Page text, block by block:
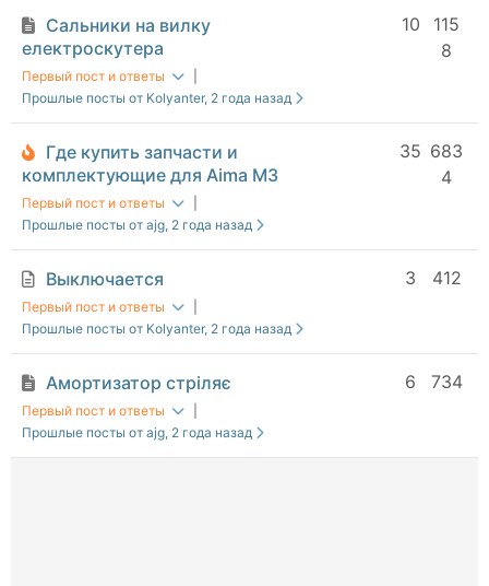
Сальники на вилку
електроскутера
Первый пост и ответы
Прошлые посты от Kolyanter, 2 года назад
115
8
10
Где купить запчасти и
комплектующие для Aima M3
Первый пост и ответы
Прошлые посты от ajg, 2 года назад
683
4
35
Выключается
Первый пост и ответы
Прошлые посты от Kolyanter, 2 года назад
412
3
Амортизатор стріляє
Первый пост и ответы
Прошлые посты от ajg, 2 года назад
734
6